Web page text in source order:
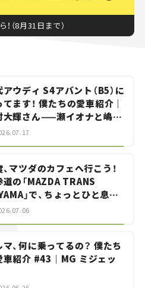
（8月31日まで）
ウディ S4アバント（B5）に
ます！ 僕たちの愛車紹介｜
大輝さん——瀬イオナと嶋田
の「クルマでざっくばらんば
マツダのカフェへ行こう！
道の「MAZDA TRANS
」で、ちょっとひと息。
載｜CCGとクルマでどうす
マ、何に乗ってるの？ 僕たち
車紹介 #43｜MG ミジェッ